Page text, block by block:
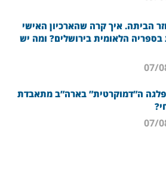
חזר הביתה. איך קרה שהארכיון האישי
הלאומית בירושלים? ומה יש
ה”דמוקרטית” בארה”ב מתאבדת